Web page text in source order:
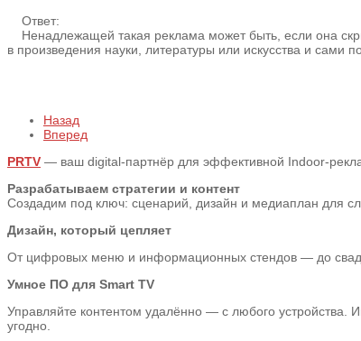
Ответ:
Ненадлежащей такая реклама может быть, если она
в произведения науки, литературы или искусства и сами
Назад
Вперед
PRTV — ваш digital-партнёр для эффективной Indoor-
Разрабатываем стратегии и контент
Создадим под ключ: сценарий, дизайн и медиаплан для
Дизайн, который цепляет
От цифровых меню и информационных стендов — до
Умное ПО для Smart TV
Управляйте контентом удалённо — с любого
угодно.